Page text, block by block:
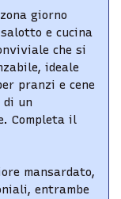
giorno
e cucina
che si
ideale
pranzi e cene
di un
Completa il
mansardato,
entrambe